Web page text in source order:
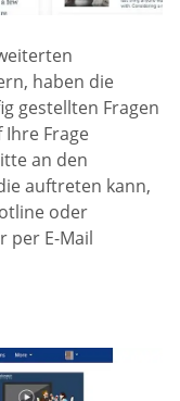
haben die
gestellten Fragen
Frage
an den
auftreten kann,
oder
per E-Mail